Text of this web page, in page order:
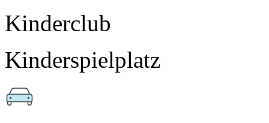
Kinderclub
Kinderspielplatz